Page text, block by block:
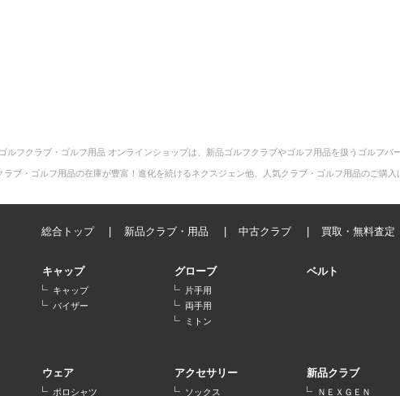
ルフクラブ・ゴルフ用品 オンラインショップは、新品ゴルフクラブやゴルフ用品を扱うゴルフパ
ラブ・ゴルフ用品の在庫が豊富！進化を続けるネクスジェン他、人気クラブ・ゴルフ用品のご購
総合トップ 新品クラブ・用品 中古クラブ 買取・無料査定
キャップ
キャップ
バイザー
グローブ
片手用
両手用
ミトン
ベルト
ウェア
ポロシャツ
アクセサリー
ソックス
新品クラブ
ＮＥＸＧＥＮ